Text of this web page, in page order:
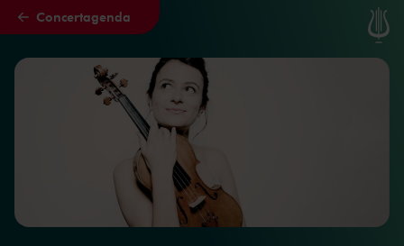
Naar hoofdcontent
Concertagenda